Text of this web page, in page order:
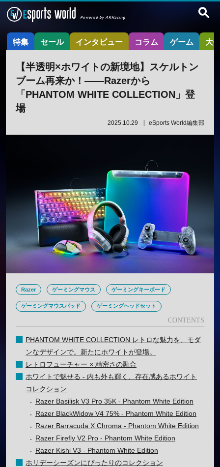
特集 セール インタビュー コラム ゲーム 大
【半透明×ホワイトの新境地】スケルトン
ブーム再来か！——Razerから
「PHANTOM WHITE COLLECTION」登
場
2025.10.29 eSports World編集部
Razer ゲーミングマウス ゲーミングキーボード
ゲーミングマウスパッド ゲーミングヘッドセット
PHANTOM WHITE COLLECTION レトロな魅力を、モダ
ンなデザインで。新たにホワイトが登場。
レトロフューチャー × 精密さの融合
ホワイトで魅せる - 内も外も輝く、存在感あるホワイト
コレクション
Razer Basilisk V3 Pro 35K - Phantom White Edition
Razer BlackWidow V4 75% - Phantom White Edition
Razer Barracuda X Chroma - Phantom White Edition
Razer Firefly V2 Pro - Phantom White Edition
Razer Kishi V3 - Phantom White Edition
ホリデーシーズンにぴったりのコレクション